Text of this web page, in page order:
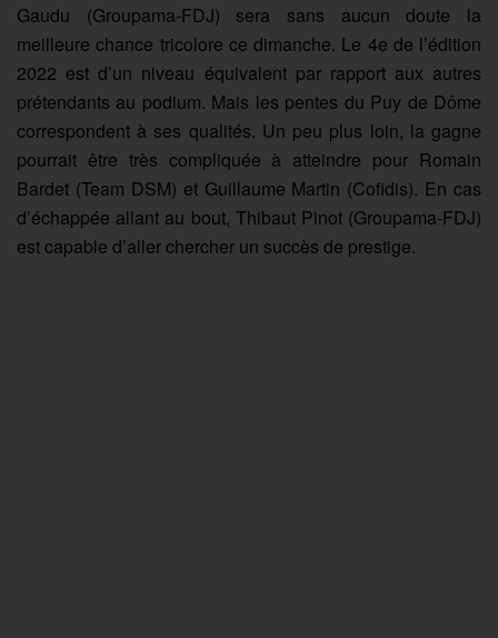
Gaudu (Groupama-FDJ) sera sans aucun doute la
meilleure chance tricolore ce dimanche. Le 4e de l’édition
2022 est d’un niveau équivalent par rapport aux autres
prétendants au podium. Mais les pentes du Puy de Dôme
correspondent à ses qualités. Un peu plus loin, la gagne
pourrait être très compliquée à atteindre pour Romain
Bardet (Team DSM) et Guillaume Martin (Cofidis). En cas
d’échappée allant au bout, Thibaut Pinot (Groupama-FDJ)
est capable d’aller chercher un succès de prestige.